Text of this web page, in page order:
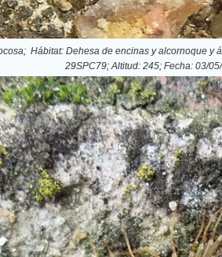
Hábitat: Dehesa de encinas y alcornoque y
29SPC79; Altitud: 245; Fecha: 03/